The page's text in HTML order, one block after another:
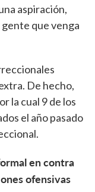
aspiración,
que venga
De hecho,
la cual 9 de los
el año pasado
en contra
ofensivas